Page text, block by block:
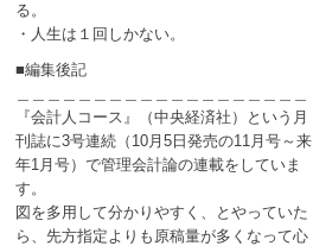
る。
・人生は１回しかない。
■編集後記
『会計人コース』（中央経済社）という月
刊誌に3号連続（10月5日発売の11月号～来
年1月号）で管理会計論の連載をしていま
す。
図を多用して分かりやすく、とやっていた
ら、先方指定よりも原稿量が多くなって心